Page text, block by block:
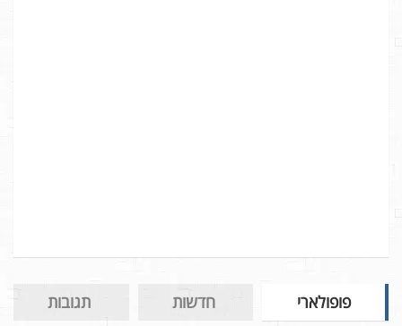
פופולארי חדשות תגובות